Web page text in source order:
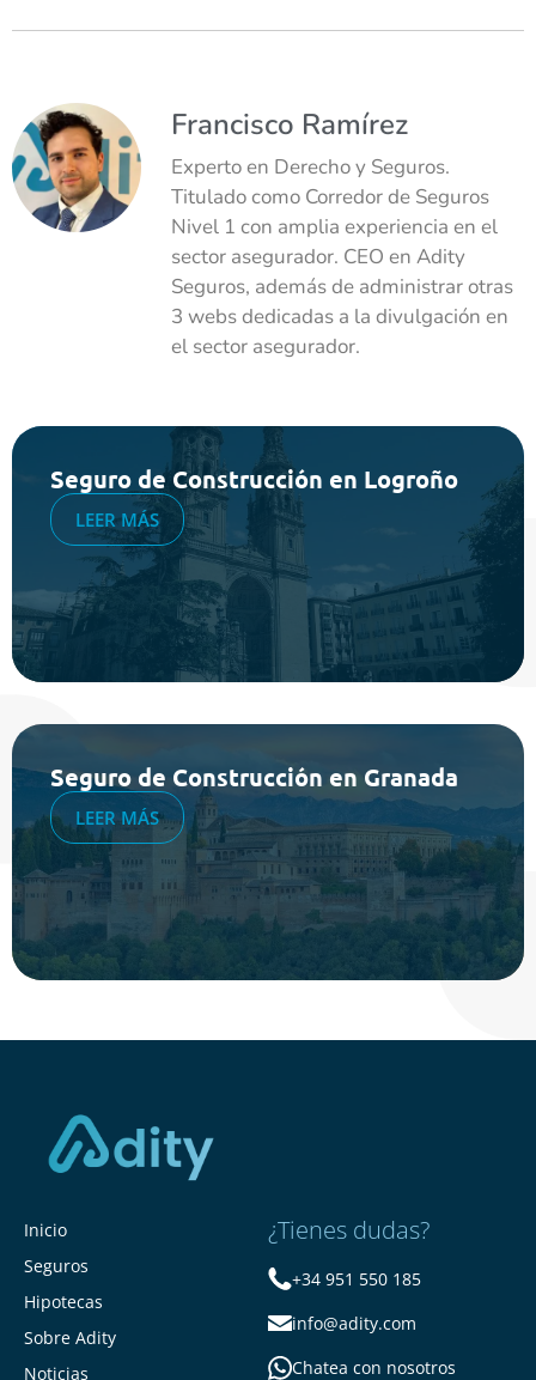
Francisco Ramírez
Experto en Derecho y Seguros.
Titulado como Corredor de Seguros
Nivel 1 con amplia experiencia en el
sector asegurador. CEO en Adity
Seguros, además de administrar otras
3 webs dedicadas a la divulgación en
el sector asegurador.
Seguro de Construcción en Logroño
LEER MÁS
Seguro de Construcción en Granada
LEER MÁS
Inicio
Seguros
Hipotecas
Sobre Adity
Noticias
¿Tienes dudas?
+34 951 550 185
info@adity.com
Chatea con nosotros